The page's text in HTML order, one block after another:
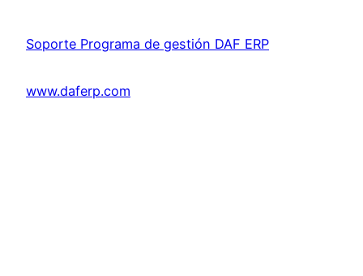
Soporte Programa de gestión DAF ERP
www.daferp.com